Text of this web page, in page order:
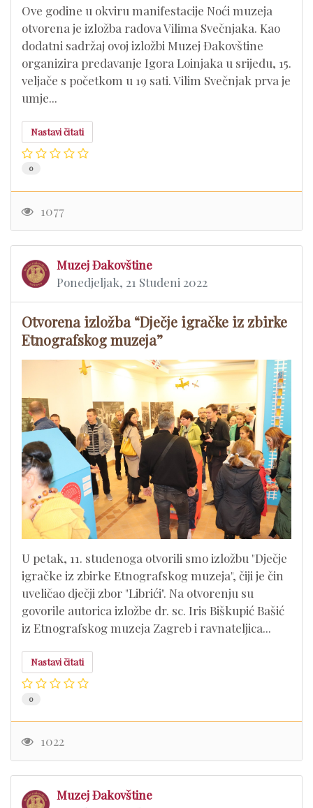
Ove godine u okviru manifestacije Noći muzeja
otvorena je izložba radova Vilima Svečnjaka. Kao
dodatni sadržaj ovoj izložbi Muzej Đakovštine
organizira predavanje Igora Loinjaka u srijedu, 15.
veljače s početkom u 19 sati. Vilim Svečnjak prva je
umje...
Nastavi čitati
0
1077
Muzej Đakovštine
Ponedjeljak, 21 Studeni 2022
Otvorena izložba “Dječje igračke iz zbirke
Etnografskog muzeja”
U petak, 11. studenoga otvorili smo izložbu "Dječje
igračke iz zbirke Etnografskog muzeja", čiji je čin
uveličao dječji zbor "Librići". Na otvorenju su
govorile autorica izložbe dr. sc. Iris Biškupić Bašić
iz Etnografskog muzeja Zagreb i ravnateljica...
Nastavi čitati
0
1022
Muzej Đakovštine